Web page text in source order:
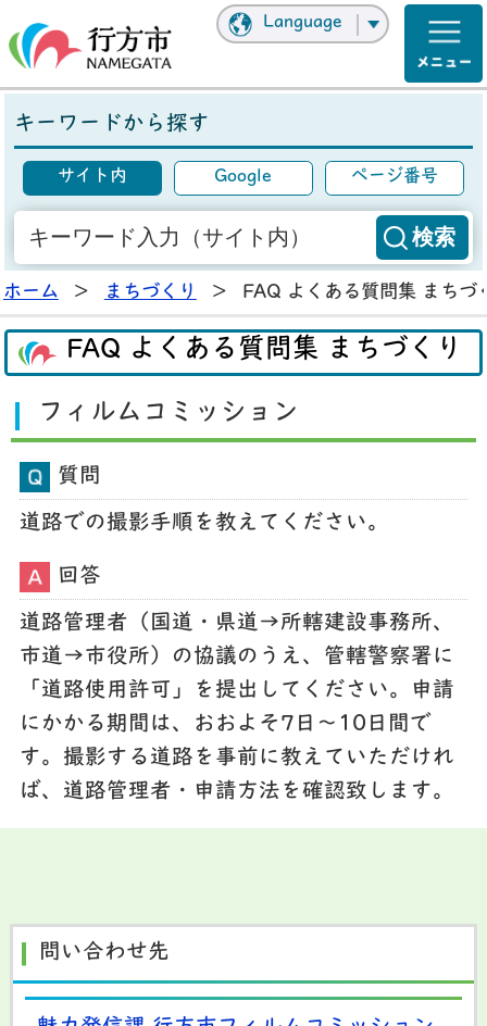
Language
キーワードから探す
サイト内 Google ページ番号
ホーム > まちづくり > FAQ よくある質問集 まちづ
FAQ よくある質問集 まちづくり
フィルムコミッション
質問
道路での撮影手順を教えてください。
回答
道路管理者（国道・県道→所轄建設事務所、
市道→市役所）の協議のうえ、管轄警察署に
「道路使用許可」を提出してください。申請
にかかる期間は、おおよそ7日～10日間で
す。撮影する道路を事前に教えていただけれ
ば、道路管理者・申請方法を確認致します。
問い合わせ先